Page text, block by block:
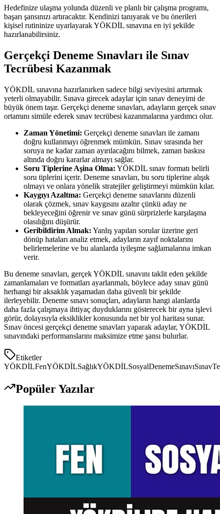
Hedefinize ulaşma yolunda düzenli ve planlı bir çalışma programı,
başarı şansınızı artıracaktır. Kendinizi tanıyarak ve bu önerileri
kişisel rutininize uyarlayarak YÖKDİL sınavına en iyi şekilde
hazırlanabilirsiniz.
Gerçekçi Deneme Sınavları ile Sınav
Tecrübesi Kazanmak
YÖKDİL sınavına hazırlanırken sadece bilgi seviyesini artırmak
yeterli olmayabilir. Sınava girecek adaylar için sınav deneyimi de
büyük önem taşır. Gerçekçi deneme sınavları, adayların gerçek sınav
ortamını simüle ederek sınav tecrübesi kazanmalarına yardımcı olur.
Zaman Yönetimi: Gerçekçi deneme sınavları ile zamanı
doğru kullanmayı öğrenmek mümkün. Sınav sırasında her
soruya ne kadar zaman ayırılacağını bilmek, zaman baskısı
altında doğru kararlar almayı sağlar.
Soru Tiplerine Aşina Olma: YÖKDİL sınav formatı belirli
soru tiplerini içerir. Deneme sınavları, bu soru tiplerine alışık
olmayı ve onlara yönelik stratejiler geliştirmeyi mümkün kılar.
Kaygıyı Azaltma: Gerçekçi deneme sınavlarını düzenli
olarak çözmek, sınav kaygısını azaltır çünkü aday ne
bekleyeceğini öğrenir ve sınav günü sürprizlerle karşılaşma
olasılığını düşürür.
Geribildirim Almak: Yanlış yapılan sorular üzerine geri
dönüp hataları analiz etmek, adayların zayıf noktalarını
belirlemelerine ve bu alanlarda iyileşme sağlamalarına imkan
verir.
Bu deneme sınavları, gerçek YÖKDİL sınavını taklit eden şekilde
zamanlamaları ve formatları ayarlanmalı, böylece aday sınav günü
herhangi bir aksaklık yaşamadan daha güvenli bir şekilde
ilerleyebilir. Deneme sınavı sonuçları, adayların hangi alanlarda
daha fazla çalışmaya ihtiyaç duyduklarını gösterecek bir ayna işlevi
görür, dolayısıyla eksiklikler konusunda net bir yol haritası sunar.
Sınav öncesi gerçekçi deneme sınavları yaparak adaylar, YÖKDİL
sınavındaki performanslarını maksimize etme şansı bulurlar.
Etiketler
YÖKDİLFenYÖKDİLSağlıkYÖKDİLSosyalDenemeSınavı
Popüler Yazılar